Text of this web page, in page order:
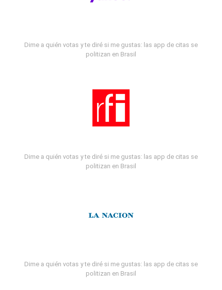
Dime a quién votas y te diré si me gustas: las app de citas se
politizan en Brasil
Dime a quién votas y te diré si me gustas: las app de citas se
politizan en Brasil
Dime a quién votas y te diré si me gustas: las app de citas se
politizan en Brasil